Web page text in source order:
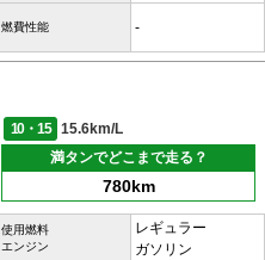
燃費性能 -
10・15
15.6km/L
満タンでどこまで走る？
780km
使用燃料
エンジン
レギュラー
ガソリン